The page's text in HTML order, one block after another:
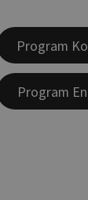
Program Ko
Program En